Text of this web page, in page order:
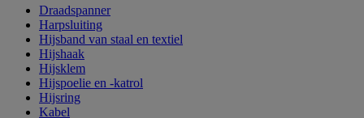
Draadspanner
Harpsluiting
Hijsband van staal en textiel
Hijshaak
Hijsklem
Hijspoelie en -katrol
Hijsring
Kabel